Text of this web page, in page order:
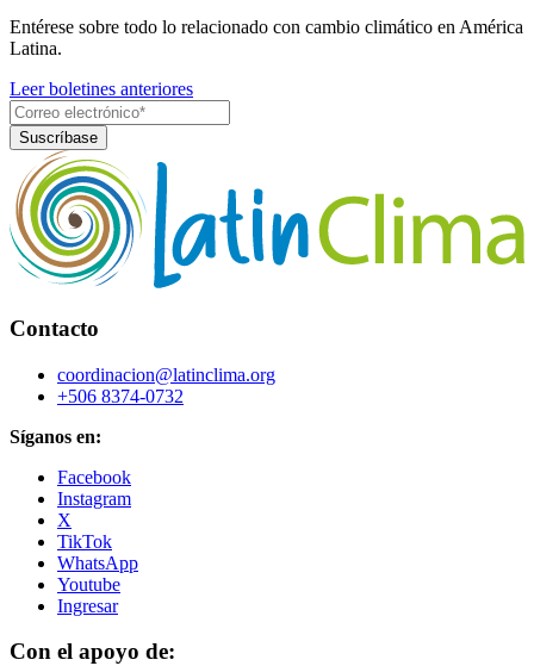
Entérese sobre todo lo relacionado con cambio climático en América
Latina.
Leer boletines anteriores
Contacto
coordinacion@latinclima.org
+506 8374-0732
Síganos en:
Facebook
Instagram
X
TikTok
WhatsApp
Youtube
Ingresar
Con el apoyo de: